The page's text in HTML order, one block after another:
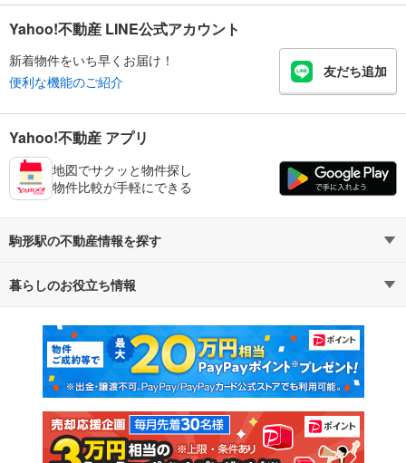
Yahoo!不動産 LINE公式アカウント
新着物件をいち早くお届け！
便利な機能のご紹介
友だち追加
Yahoo!不動産 アプリ
地図でサクッと物件探し
物件比較が手軽にできる
駒形駅の不動産情報を探す
不動産・住宅
新築マンション 中古マンション
新築一戸建て 中古一戸建て
注文住宅 土地
暮らしのお役立ち情報
マンションカタログ 教えて！住まいの先生